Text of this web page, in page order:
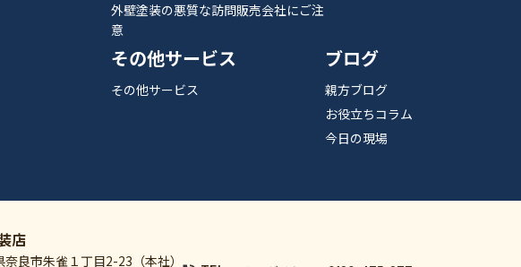
外壁塗装の悪質な訪問販売会社にご注
意
その他サービス
その他サービス
ブログ
親方ブログ
お役立ちコラム
今日の現場
店
良市朱雀１丁目2-23（本社）